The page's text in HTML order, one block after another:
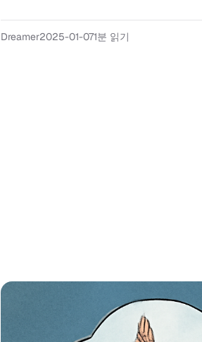
Dreamer2025-01-071분 읽기